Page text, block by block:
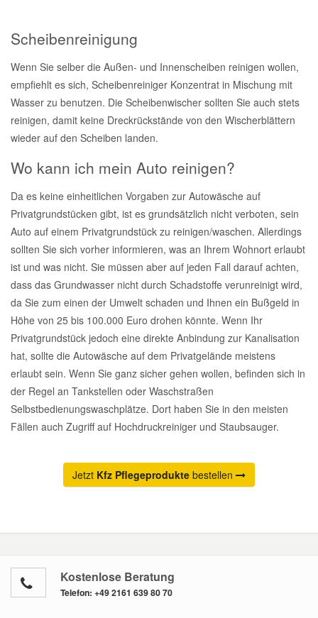
Scheibenreinigung
Wenn Sie selber die Außen- und Innenscheiben reinigen wollen,
empfiehlt es sich, Scheibenreiniger Konzentrat in Mischung mit
Wasser zu benutzen. Die Scheibenwischer sollten Sie auch stets
reinigen, damit keine Dreckrückstände von den Wischerblättern
wieder auf den Scheiben landen.
Wo kann ich mein Auto reinigen?
Da es keine einheitlichen Vorgaben zur Autowäsche auf
Privatgrundstücken gibt, ist es grundsätzlich nicht verboten, sein
Auto auf einem Privatgrundstück zu reinigen/waschen. Allerdings
sollten Sie sich vorher informieren, was an Ihrem Wohnort erlaubt
ist und was nicht. Sie müssen aber auf jeden Fall darauf achten,
dass das Grundwasser nicht durch Schadstoffe verunreinigt wird,
da Sie zum einen der Umwelt schaden und Ihnen ein Bußgeld in
Höhe von 25 bis 100.000 Euro drohen könnte. Wenn Ihr
Privatgrundstück jedoch eine direkte Anbindung zur Kanalisation
hat, sollte die Autowäsche auf dem Privatgelände meistens
erlaubt sein. Wenn Sie ganz sicher gehen wollen, befinden sich in
der Regel an Tankstellen oder Waschstraßen
Selbstbedienungswaschplätze. Dort haben Sie in den meisten
Fällen auch Zugriff auf Hochdruckreiniger und Staubsauger.
Jetzt Kfz Pflegeprodukte bestellen
Kostenlose Beratung
Telefon: +49 2161 639 80 70